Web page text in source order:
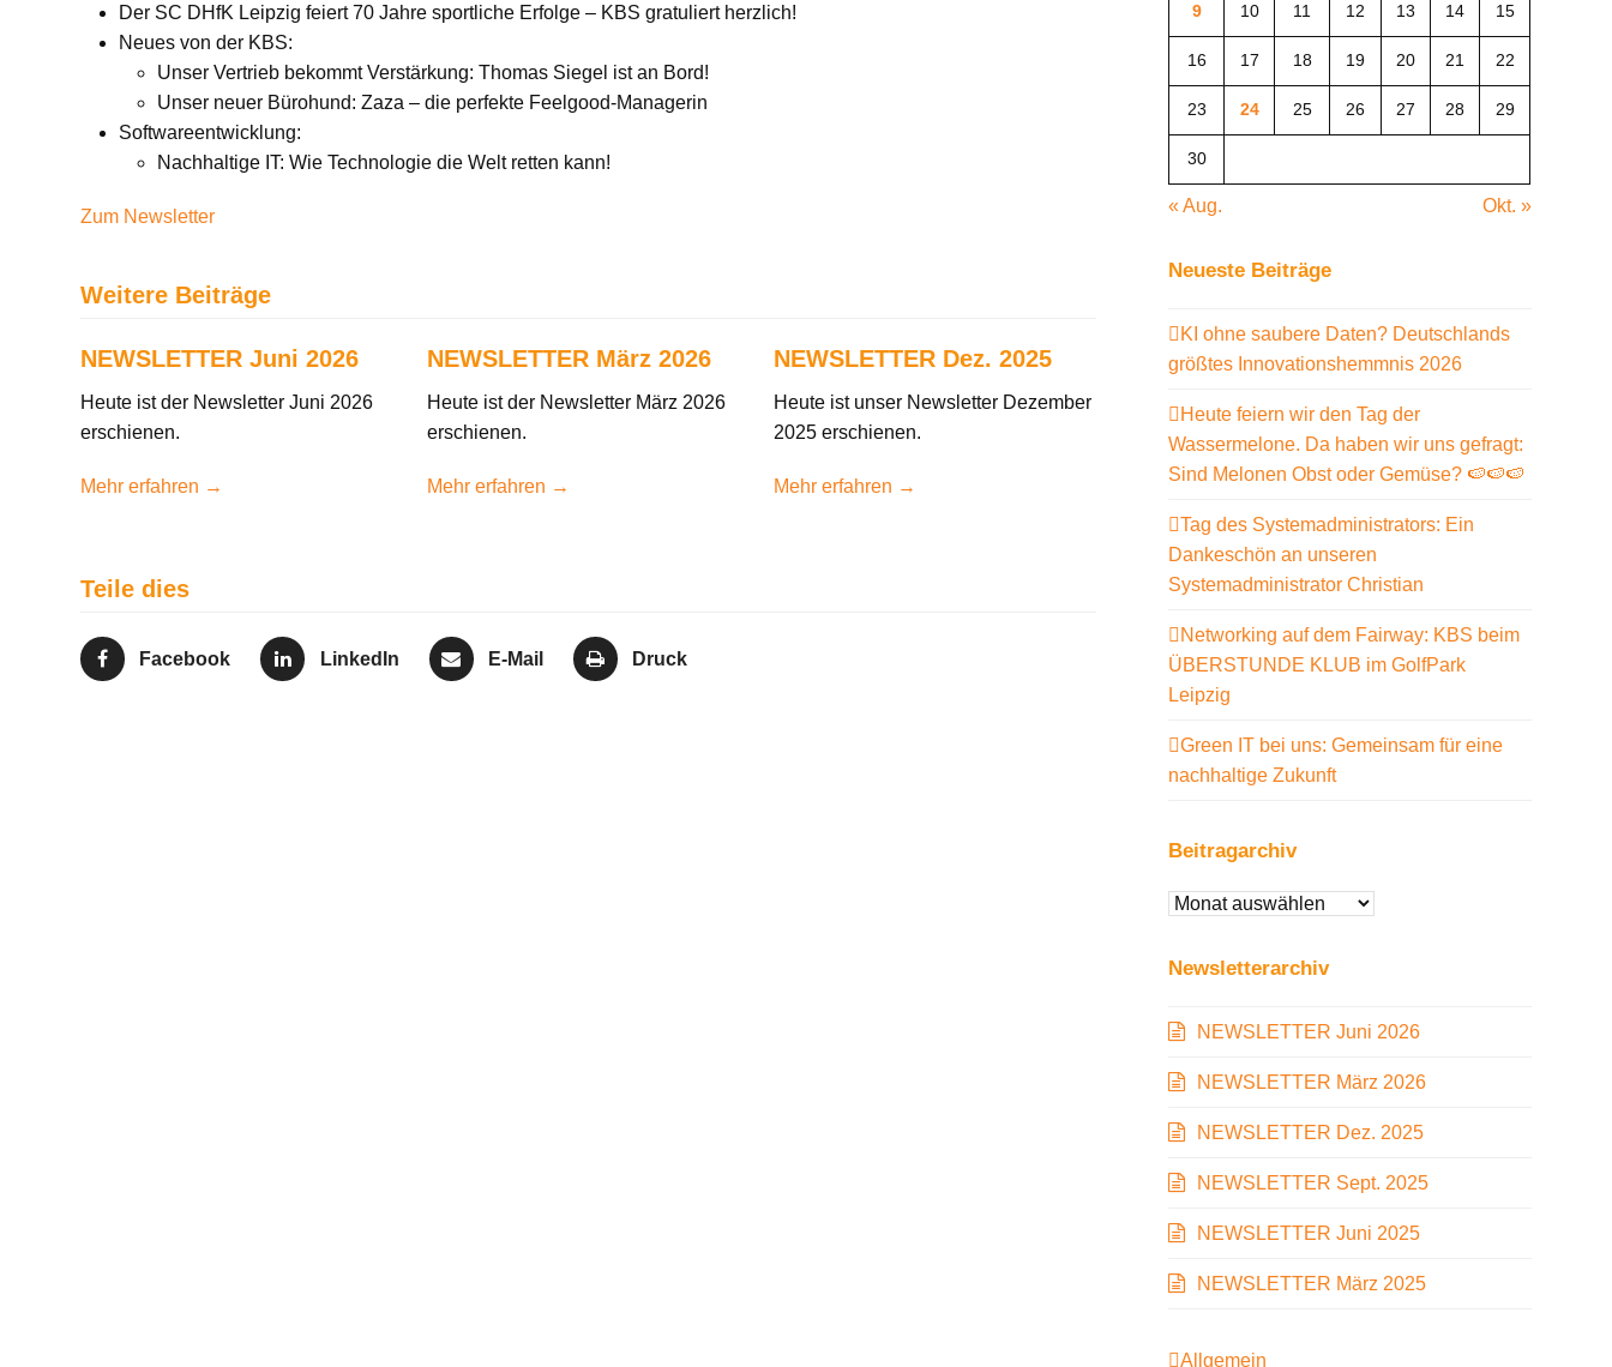
Der SC DHfK Leipzig feiert 70 Jahre sportliche Erfolge – KBS gratuliert herzlich!
Neues von der KBS:
Unser Vertrieb bekommt Verstärkung: Thomas Siegel ist an Bord!
Unser neuer Bürohund: Zaza – die perfekte Feelgood-Managerin
Softwareentwicklung:
Nachhaltige IT: Wie Technologie die Welt retten kann!
Zum Newsletter
Weitere Beiträge
NEWSLETTER Juni 2026
Heute ist der Newsletter Juni 2026
erschienen.
Mehr erfahren →
NEWSLETTER März 2026
Heute ist der Newsletter März 2026
erschienen.
Mehr erfahren →
NEWSLETTER Dez. 2025
Heute ist unser Newsletter Dezember
2025 erschienen.
Mehr erfahren →
Teile dies
Facebook LinkedIn E-Mail Druck
9 10 11 12 13 14 15
16 17 18 19 20 21 22
23 24 25 26 27 28 29
30
« Aug. Okt. »
Neueste Beiträge
KI ohne saubere Daten? Deutschlands
größtes Innovationshemmnis 2026
Heute feiern wir den Tag der
Wassermelone. Da haben wir uns gefragt:
Sind Melonen Obst oder Gemüse? 🍉🍉🍉
Tag des Systemadministrators: Ein
Dankeschön an unseren
Systemadministrator Christian
Networking auf dem Fairway: KBS beim
ÜBERSTUNDE KLUB im GolfPark
Leipzig
Green IT bei uns: Gemeinsam für eine
nachhaltige Zukunft
Beitragarchiv
Beitragarchiv
Newsletterarchiv
NEWSLETTER Juni 2026
NEWSLETTER März 2026
NEWSLETTER Dez. 2025
NEWSLETTER Sept. 2025
NEWSLETTER Juni 2025
NEWSLETTER März 2025
Allgemein